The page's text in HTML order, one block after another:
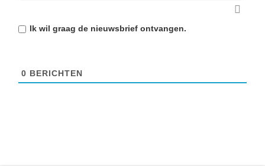
Ik wil graag de nieuwsbrief ontvangen.
0 BERICHTEN